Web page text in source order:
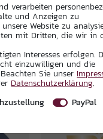
verarbeiten
und Anzeigen zu
Website zu
mit Dritten, die wir in
Interesses erfolgen.
einzuwilligen und die
Sie unser
Daten­schutz­erklärung.
PayPal